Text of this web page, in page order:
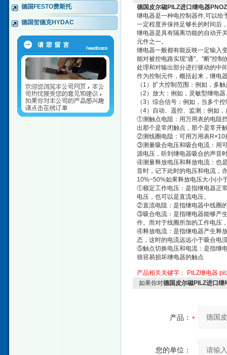
德国FESTO费斯托
德国贺德克HYDAC
德国皮尔磁PILZ进口继电器
继电器是一种电控制器件,可以给
一定程度并保持足够长的时间后
继电器是具有隔离功能的自动开
元件之一。
继电器一般都有能反映一定输入
能对被控电路实现“通"、“断"控
处理和对输出部分进行驱动的中
作为控制元件，概括起来，继电
（1）扩大控制范围：例如，多
（2）放大：例如，灵敏型继电
（3）综合信号：例如，当多个
（4）自动、遥控、监测：例如
①测触点电阻：用万用表的电阻
出那个是常闭触点，那个是常开
②测线圈电阻：可用万用表R×10
③测量吸合电压和吸合电流：用
源电压，听到继电器吸合的声音
④测量释放电压和释放电流：也
音时，记下此时的电压和电流，
10%~50%如果释放电压大小(小
①额定工作电压：是指继电器正
电压，也可以是直流电压。
②直流电阻：是指继电器中线圈
③吸合电流：是指继电器能够产
作。而对于线圈所加的工作电压
④释放电流：是指继电器产生释
态，这时的电流远远小于吸合电
⑤触点切换电压和电流：是指继
很容易损坏继电器的触点
产品相关关键字： PILZ继电器
如果你对德国皮尔磁PILZ进口继
产品：
您的单位：